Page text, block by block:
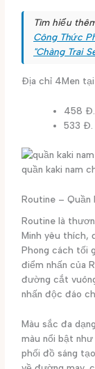
Tìm hiểu
Công Thức
"Chàng Trai
Địa chỉ 4Men tại
458 Đ.
533 Đ.
quần kaki nam
Routine – Quần
Routine là
Minh yêu thích,
Phong cách tối
điểm nhấn của
đường cắt
nhấn độc đáo
Màu sắc đa
màu nổi bật như
phối đồ sáng